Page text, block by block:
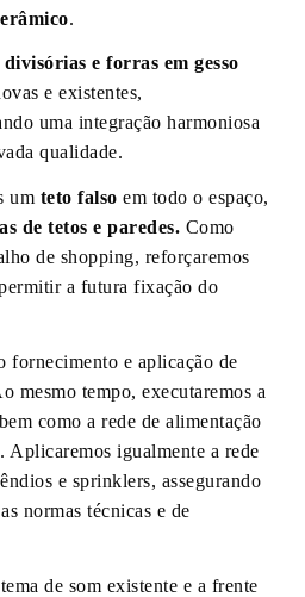
.
divisórias e forras em gesso
e existentes,
uma integração harmoniosa
qualidade.
um teto falso em todo o espaço,
de tetos e paredes. Como
de shopping, reforçaremos
a futura fixação do
fornecimento e aplicação de
mesmo tempo, executaremos a
como a rede de alimentação
Aplicaremos igualmente a rede
e sprinklers, assegurando
normas técnicas e de
de som existente e a frente